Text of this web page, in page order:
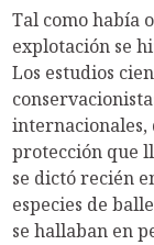
Tal como había
explotación se
Los estudios
internacionales,
protección que
se dictó recién
especies de
se hallaban en